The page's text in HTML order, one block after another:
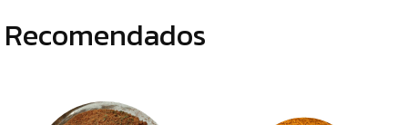
Recomendados